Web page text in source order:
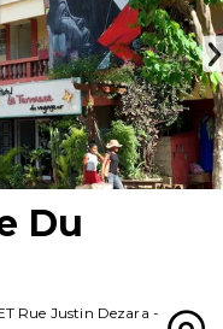
Du
Rue Justin Dezara -